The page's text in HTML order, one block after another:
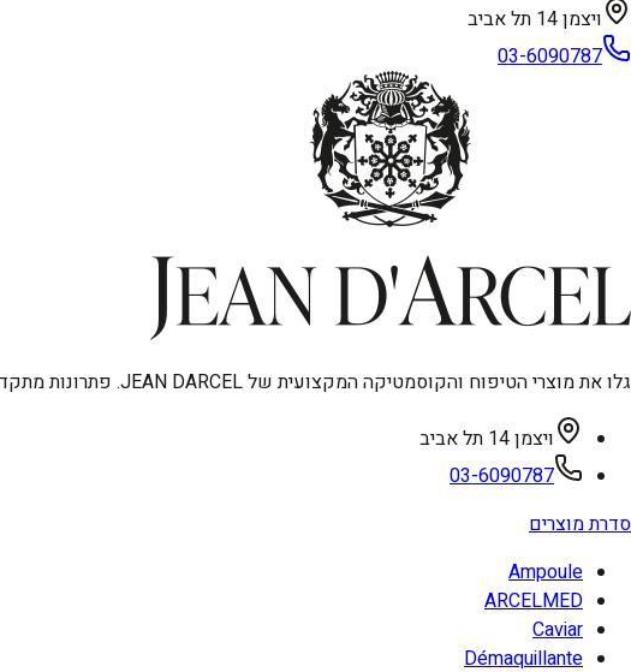
ויצמן 14 תל אביב
03-6090787
גלו את מוצרי הטיפוח והקוסמטיקה המקצועית של JEAN DARCEL. פתרונות מתקדמים לאנטי-אייגינג, טיפוח פנים וגוף, ואיפור איכותי. מיוצר בגרמניה, עכשיו בישראל.
ויצמן 14 תל אביב
03-6090787
סדרת מוצרים
Ampoule
ARCELMED
Caviar
Démaquillante